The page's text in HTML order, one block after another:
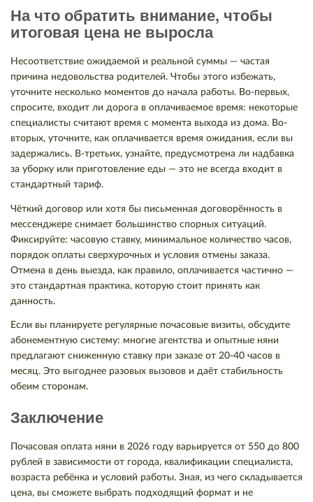
На что обратить внимание, чтобы
итоговая цена не выросла
Несоответствие ожидаемой и реальной суммы — частая
причина недовольства родителей. Чтобы этого избежать,
уточните несколько моментов до начала работы. Во-первых,
спросите, входит ли дорога в оплачиваемое время: некоторые
специалисты считают время с момента выхода из дома. Во-
вторых, уточните, как оплачивается время ожидания, если вы
задержались. В-третьих, узнайте, предусмотрена ли надбавка
за уборку или приготовление еды — это не всегда входит в
стандартный тариф.
Чёткий договор или хотя бы письменная договорённость в
мессенджере снимает большинство спорных ситуаций.
Фиксируйте: часовую ставку, минимальное количество часов,
порядок оплаты сверхурочных и условия отмены заказа.
Отмена в день выезда, как правило, оплачивается частично —
это стандартная практика, которую стоит принять как
данность.
Если вы планируете регулярные почасовые визиты, обсудите
абонементную систему: многие агентства и опытные няни
предлагают сниженную ставку при заказе от 20-40 часов в
месяц. Это выгоднее разовых вызовов и даёт стабильность
обеим сторонам.
Заключение
Почасовая оплата няни в 2026 году варьируется от 550 до 800
рублей в зависимости от города, квалификации специалиста,
возраста ребёнка и условий работы. Зная, из чего складывается
цена, вы сможете выбрать подходящий формат и не